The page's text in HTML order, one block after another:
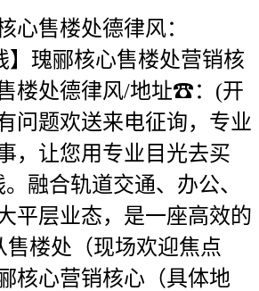
售楼处德律风：
瑰郦核心售楼处营销核
楼处德律风/地址☎：(开
问题欢送来电征询，专业
，让您用专业目光去买
融合轨道交通、办公、
平层业态，是一座高效的
售楼处（现场欢迎焦点
核心营销核心（具体地